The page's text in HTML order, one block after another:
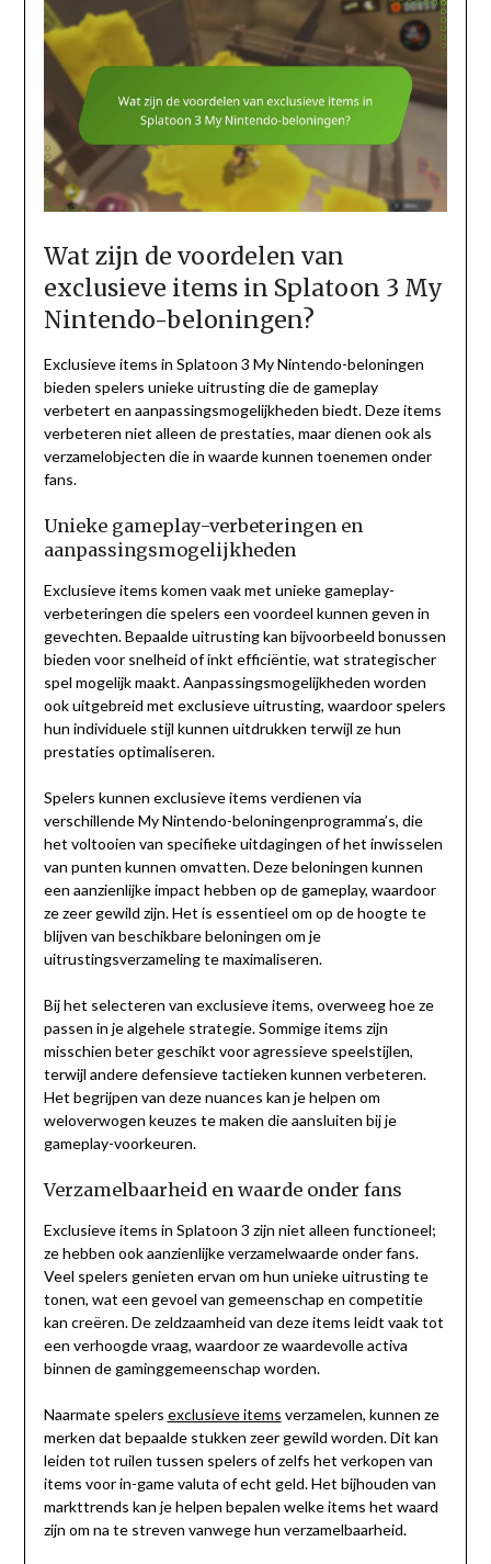
Wat zijn de voordelen van
exclusieve items in Splatoon 3 My
Nintendo-beloningen?
Exclusieve items in Splatoon 3 My Nintendo-beloningen
bieden spelers unieke uitrusting die de gameplay
verbetert en aanpassingsmogelijkheden biedt. Deze items
verbeteren niet alleen de prestaties, maar dienen ook als
verzamelobjecten die in waarde kunnen toenemen onder
fans.
Unieke gameplay-verbeteringen en
aanpassingsmogelijkheden
Exclusieve items komen vaak met unieke gameplay-
verbeteringen die spelers een voordeel kunnen geven in
gevechten. Bepaalde uitrusting kan bijvoorbeeld bonussen
bieden voor snelheid of inkt efficiëntie, wat strategischer
spel mogelijk maakt. Aanpassingsmogelijkheden worden
ook uitgebreid met exclusieve uitrusting, waardoor spelers
hun individuele stijl kunnen uitdrukken terwijl ze hun
prestaties optimaliseren.
Spelers kunnen exclusieve items verdienen via
verschillende My Nintendo-beloningenprogramma’s, die
het voltooien van specifieke uitdagingen of het inwisselen
van punten kunnen omvatten. Deze beloningen kunnen
een aanzienlijke impact hebben op de gameplay, waardoor
ze zeer gewild zijn. Het is essentieel om op de hoogte te
blijven van beschikbare beloningen om je
uitrustingsverzameling te maximaliseren.
Bij het selecteren van exclusieve items, overweeg hoe ze
passen in je algehele strategie. Sommige items zijn
misschien beter geschikt voor agressieve speelstijlen,
terwijl andere defensieve tactieken kunnen verbeteren.
Het begrijpen van deze nuances kan je helpen om
weloverwogen keuzes te maken die aansluiten bij je
gameplay-voorkeuren.
Verzamelbaarheid en waarde onder fans
Exclusieve items in Splatoon 3 zijn niet alleen functioneel;
ze hebben ook aanzienlijke verzamelwaarde onder fans.
Veel spelers genieten ervan om hun unieke uitrusting te
tonen, wat een gevoel van gemeenschap en competitie
kan creëren. De zeldzaamheid van deze items leidt vaak tot
een verhoogde vraag, waardoor ze waardevolle activa
binnen de gaminggemeenschap worden.
Naarmate spelers exclusieve items verzamelen, kunnen ze
merken dat bepaalde stukken zeer gewild worden. Dit kan
leiden tot ruilen tussen spelers of zelfs het verkopen van
items voor in-game valuta of echt geld. Het bijhouden van
markttrends kan je helpen bepalen welke items het waard
zijn om na te streven vanwege hun verzamelbaarheid.